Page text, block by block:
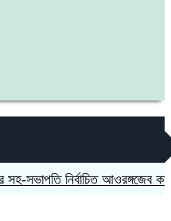
নির্বাচিত আওরঙ্গজেব কামাল